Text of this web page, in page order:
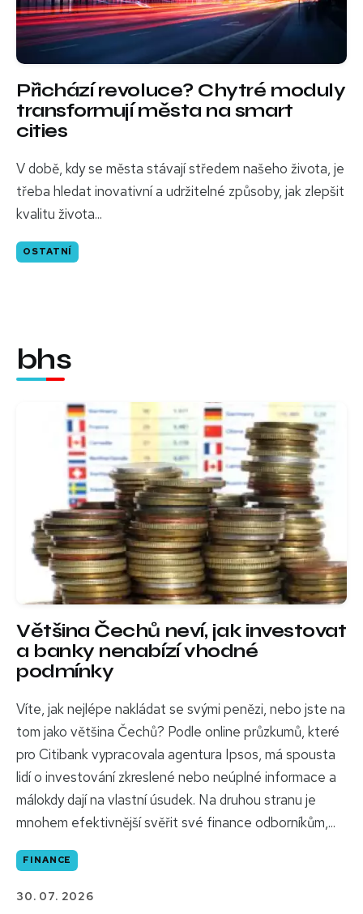
Přichází revoluce? Chytré moduly
transformují města na smart
cities
V době, kdy se města stávají středem našeho života, je
třeba hledat inovativní a udržitelné způsoby, jak zlepšit
kvalitu života...
OSTATNÍ
bhs
Většina Čechů neví, jak investovat
a banky nenabízí vhodné
podmínky
Víte, jak nejlépe nakládat se svými penězi, nebo jste na
tom jako většina Čechů? Podle online průzkumů, které
pro Citibank vypracovala agentura Ipsos, má spousta
lidí o investování zkreslené nebo neúplné informace a
málokdy dají na vlastní úsudek. Na druhou stranu je
mnohem efektivnější svěřit své finance odborníkům,...
FINANCE
30. 07. 2026